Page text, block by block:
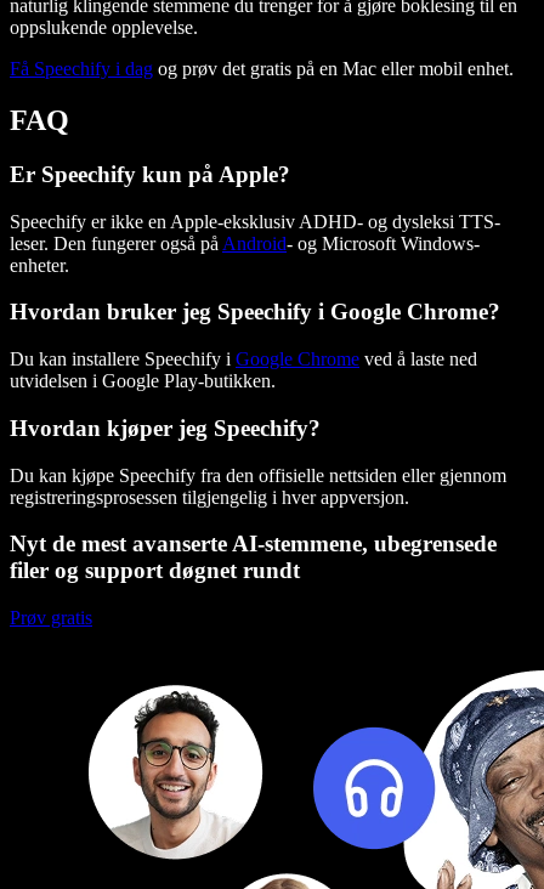
naturlig klingende stemmene du trenger for å gjøre boklesing til en
oppslukende opplevelse.
Få Speechify i dag og prøv det gratis på en Mac eller mobil enhet.
FAQ
Er Speechify kun på Apple?
Speechify er ikke en Apple-eksklusiv ADHD- og dysleksi TTS-
leser. Den fungerer også på Android- og Microsoft Windows-
enheter.
Hvordan bruker jeg Speechify i Google Chrome?
Du kan installere Speechify i Google Chrome ved å laste ned
utvidelsen i Google Play-butikken.
Hvordan kjøper jeg Speechify?
Du kan kjøpe Speechify fra den offisielle nettsiden eller gjennom
registreringsprosessen tilgjengelig i hver appversjon.
Nyt de mest avanserte AI-stemmene, ubegrensede
filer og support døgnet rundt
Prøv gratis